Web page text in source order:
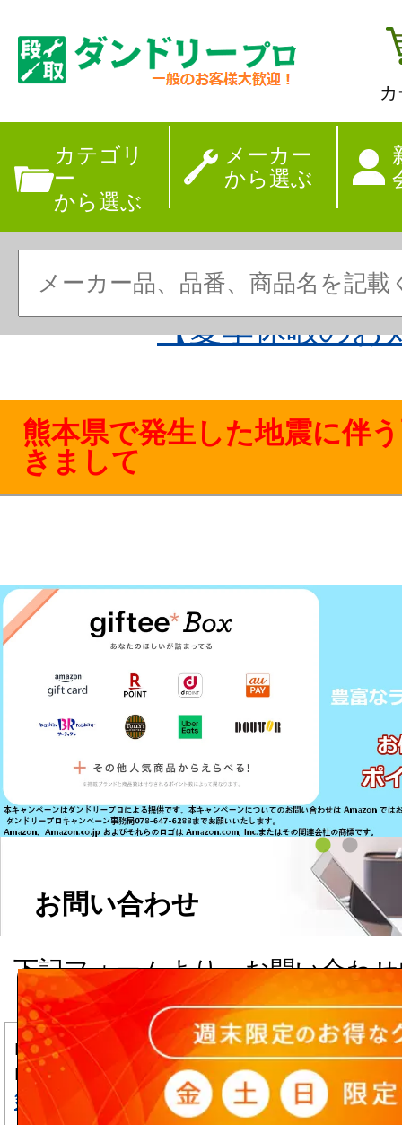
カテゴリ
ー
から選ぶ
メーカー
から選ぶ
【夏季休暇のお
熊本県で発生した地震に伴
きまして
お問い合わせ
下記フォームより、お問い合わ
ます。
■商品については直接メーカーへ
■入力頂いた個人情報は、個人情
針
に基づき、厳重に管理致しま